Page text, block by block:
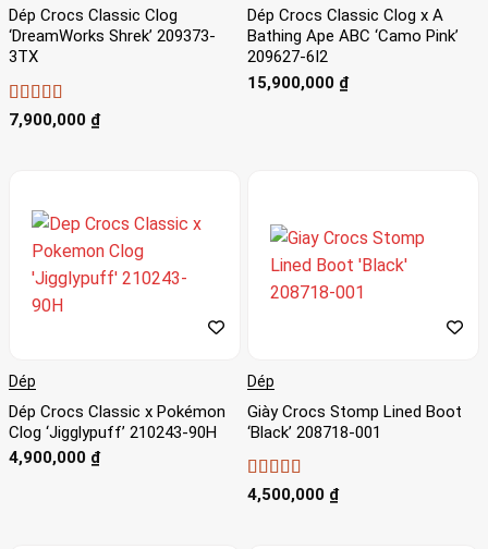
Dép Crocs Classic Clog
‘DreamWorks Shrek’ 209373-
3TX
Được xếp
7,900,000 ₫
Dép Crocs Classic Clog x A
Bathing Ape ABC ‘Camo Pink’
209627-6I2
15,900,000 ₫
Dép
Dép Crocs Classic x Pokémon
Clog ‘Jigglypuff’ 210243-90H
4,900,000 ₫
Dép
Giày Crocs Stomp Lined Boot
‘Black’ 208718-001
Được xếp
4,500,000 ₫